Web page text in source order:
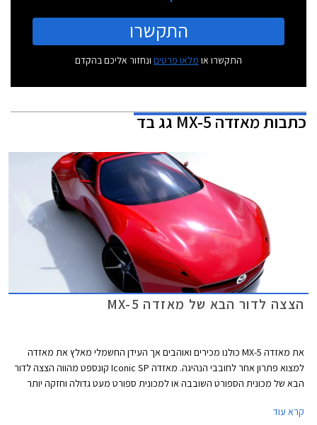
התקשרו
התקשרו או מלאו פרטים ונחזור אליכם בהקדם
כתבותמאזדה MX-5 גג בד
הצצה לדור הבא של מאזדה MX-5
את מאזדה MX-5 כולנו מכירים ואוהבים אך העידן החשמלי מאלץ את מאזדה
למצוא פתרון אחר לחובבי הנהיגה. מאזדה Iconic SP קונספט מהווה הצצה לדור
הבא של מכונית הספורט השובבה או למכונית ספורט מעט גדולה וחזקה יותר
קרא עוד